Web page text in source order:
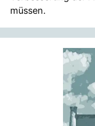
müssen.